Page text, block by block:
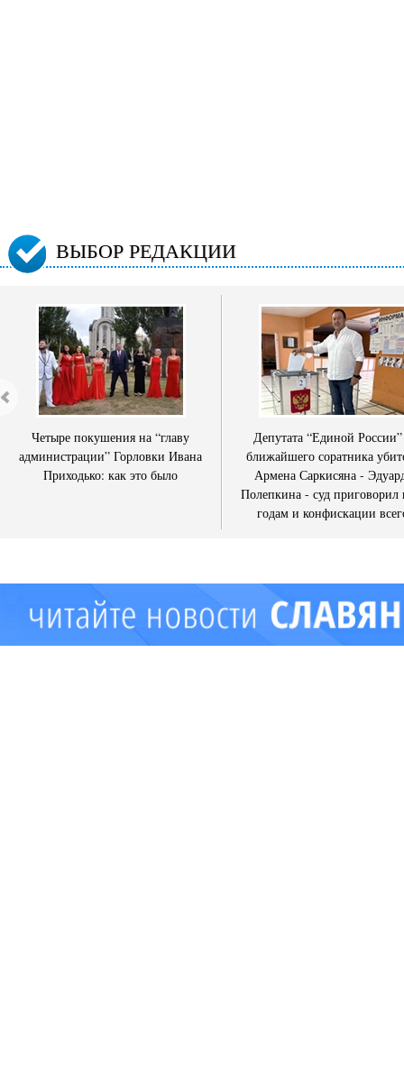
ВЫБОР РЕДАКЦИИ
Четыре покушения на “главу
администрации” Горловки Ивана
Приходько: как это было
Депутата “Единой
ближайшего соратника
Армена Саркисяна -
Полепкина - суд приговорил
годам и конфискации